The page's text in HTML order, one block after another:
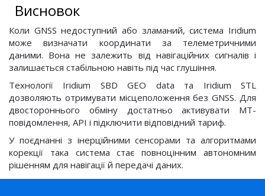
Висновок
Коли GNSS недоступний або зламаний, система Iridium
може визначати координати за телеметричними
даними. Вона не залежить від навігаційних сигналів і
залишається стабільною навіть під час глушіння.
Технології Iridium SBD GEO data та Iridium STL
дозволяють отримувати місцеположення без GNSS. Для
двостороннього обміну достатньо активувати MT-
повідомлення, API і підключити відповідний тариф.
У поєднанні з інерційними сенсорами та алгоритмами
корекції така система стає повноцінним автономним
рішенням для навігації й передачі даних.